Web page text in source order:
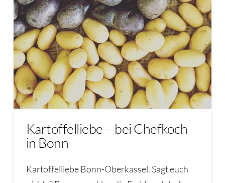
Kartoffelliebe – bei Chefkoch
in Bonn
Kartoffelliebe Bonn-Oberkassel. Sagt euch